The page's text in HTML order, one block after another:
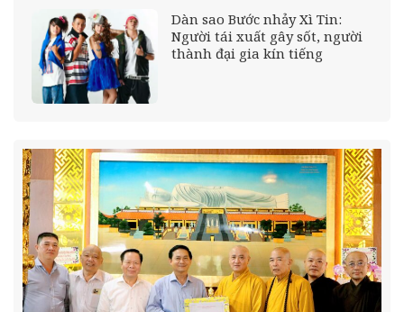
Dàn sao Bước nhảy Xì Tin:
Người tái xuất gây sốt, người
thành đại gia kín tiếng